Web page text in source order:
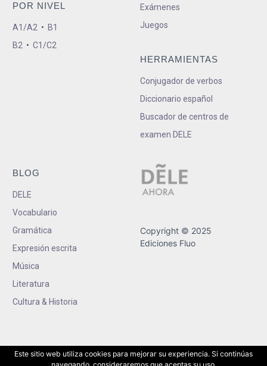
POR NIVEL
A1/A2 • B1
B2 • C1/C2
Exámenes
Juegos
HERRAMIENTAS
Conjugador de verbos
Diccionario español
Buscador de centros de
examen DELE
BLOG
DELE
Vocabulario
Gramática
Expresión escrita
Música
Literatura
Cultura & Historia
Copyright © 2025
Ediciones Fluo
Este sitio web utiliza cookies para mejorar su experiencia. Si continúas